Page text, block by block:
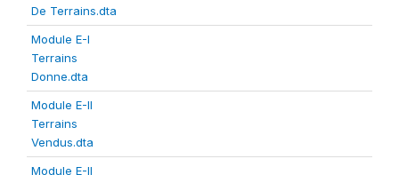
De Terrains.dta
Module E-I
Terrains
Donne.dta
Module E-II
Terrains
Vendus.dta
Module E-II